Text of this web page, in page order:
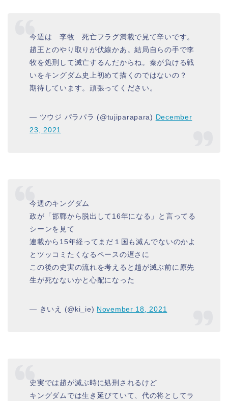
今週は 李牧 死亡フラグ満載で見て辛いです。
趙王とのやり取りが伏線かあ。結局自らの手で李
牧を処刑して滅亡するんだからね。秦が負ける戦
いをキングダム史上初めて描くのではないの？
期待しています。頑張ってください。
— ツウジ パラパラ (@tujiparapara) December
23, 2021
今週のキングダム
政が「邯鄲から脱出して16年になる」と言ってる
シーンを見て
連載から15年経ってまだ１国も滅んでないのかよ
とツッコミたくなるペースの遅さに
この後の史実の流れを考えると趙が滅ぶ前に原先
生が死なないかと心配になった
— きいえ (@ki_ie) November 18, 2021
史実では趙が滅ぶ時に処刑されるけど
キングダムでは生き延びていて、代の将としてラ